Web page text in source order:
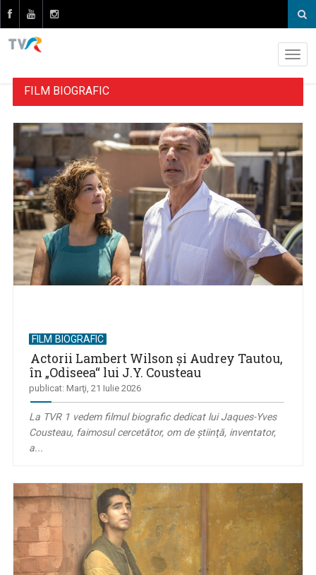
FILM BIOGRAFIC
FILM BIOGRAFIC
Actorii Lambert Wilson şi Audrey Tautou,
în „Odiseea“ lui J.Y. Cousteau
publicat: Marţi, 21 Iulie 2026
La TVR 1 vedem filmul biografic dedicat lui Jaques-Yves
Cousteau, faimosul cercetător, om de ştiinţă, inventator,
a...